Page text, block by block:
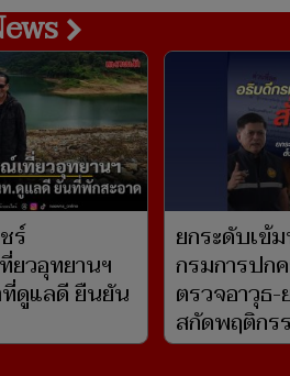
ร์
ยวอุทยานฯ
ดูแลดี ยืนยัน
ยกระดับเข้
กรมการปก
ตรวจอาวุธ
สกัดพฤติกร